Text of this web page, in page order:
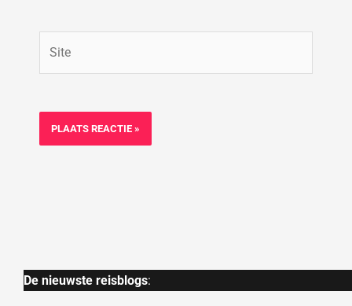
De nieuwste reisblogs: